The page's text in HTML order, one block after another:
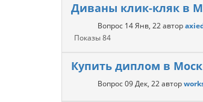
Диваны клик-кляк в
Вопрос 14 Янв, 22автор
Показы84
Купить диплом в
Вопрос09 Дек, 22автор